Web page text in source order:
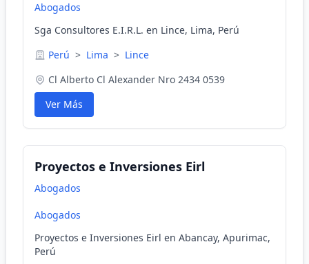
Abogados
Sga Consultores E.I.R.L. en Lince, Lima, Perú
Perú > Lima > Lince
Cl Alberto Cl Alexander Nro 2434 0539
Ver Más
Proyectos e Inversiones Eirl
Abogados
Abogados
Proyectos e Inversiones Eirl en Abancay, Apurimac,
Perú